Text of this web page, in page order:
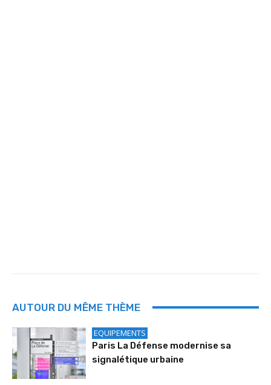
AUTOUR DU MÊME THÈME
EQUIPEMENTS
Paris La Défense modernise sa
signalétique urbaine